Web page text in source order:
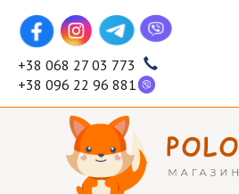
+38 068 27 03 773
+38 096 22 96 881